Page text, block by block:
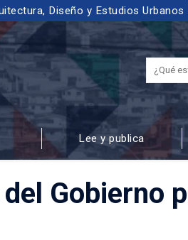
Diseño y Estudios Urbanos
Lee y publica
Gobierno